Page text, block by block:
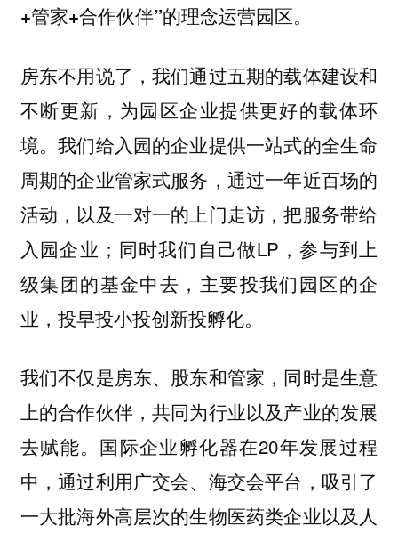
+管家+合作伙伴”的理念运营园区。
房东不用说了，我们通过五期的载体建设和
不断更新，为园区企业提供更好的载体环
境。我们给入园的企业提供一站式的全生命
周期的企业管家式服务，通过一年近百场的
活动，以及一对一的上门走访，把服务带给
入园企业；同时我们自己做LP，参与到上
级集团的基金中去，主要投我们园区的企
业，投早投小投创新投孵化。
我们不仅是房东、股东和管家，同时是生意
上的合作伙伴，共同为行业以及产业的发展
去赋能。国际企业孵化器在20年发展过程
中，通过利用广交会、海交会平台，吸引了
一大批海外高层次的生物医药类企业以及人